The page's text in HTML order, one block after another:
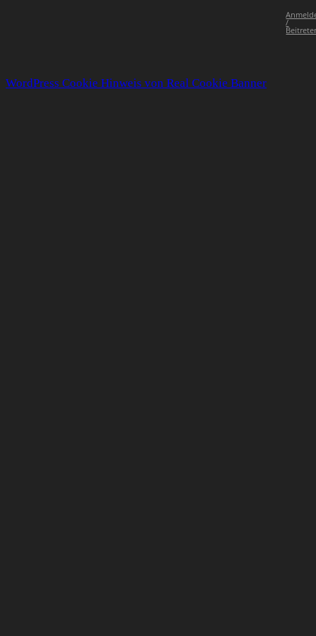
/
WordPress Cookie Hinweis von Real Cookie Banner